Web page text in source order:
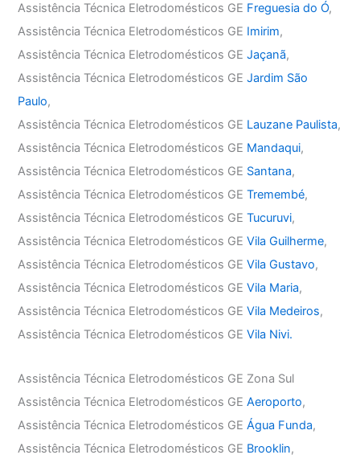
Assistência Técnica Eletrodomésticos GE Freguesia do Ó,
Assistência Técnica Eletrodomésticos GE Imirim,
Assistência Técnica Eletrodomésticos GEJaçanã,
Assistência Técnica Eletrodomésticos GEJardim São
Paulo,
Assistência Técnica Eletrodomésticos GE Lauzane Paulista,
Assistência Técnica Eletrodomésticos GE Mandaqui,
Assistência Técnica Eletrodomésticos GE Santana,
Assistência Técnica Eletrodomésticos GETremembé,
Assistência Técnica Eletrodomésticos GETucuruvi,
Assistência Técnica Eletrodomésticos GEVila Guilherme,
Assistência Técnica Eletrodomésticos GEVila Gustavo,
Assistência Técnica Eletrodomésticos GEVila Maria,
Assistência Técnica Eletrodomésticos GEVila Medeiros,
Assistência Técnica Eletrodomésticos GEVila Nivi.
Assistência Técnica Eletrodomésticos GE Zona Sul
Assistência Técnica Eletrodomésticos GEAeroporto,
Assistência Técnica Eletrodomésticos GEÁgua Funda,
Assistência Técnica Eletrodomésticos GE Brooklin,